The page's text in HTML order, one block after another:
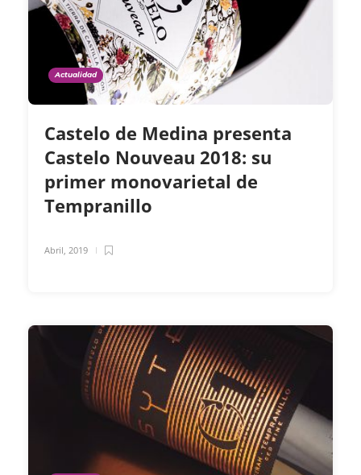
Actualidad
Castelo de Medina presenta
Castelo Nouveau 2018: su
primer monovarietal de
Tempranillo
Abril, 2019